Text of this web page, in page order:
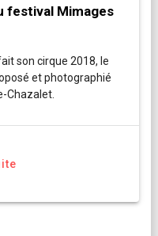
festival Mimages
son cirque 2018, le
et photographié
Chazalet.